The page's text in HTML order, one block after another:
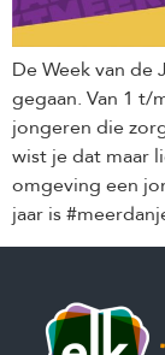
De Week van
gegaan. Van 1 t/
jongeren die
wist je dat maar
omgeving een
jaar is